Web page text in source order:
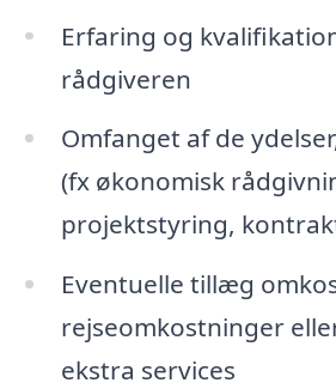
Erfaring og
rådgiveren
Omfanget af de
(fx økonomisk
projektstyring,
Eventuelle tillæg
rejseomkostninger
ekstra services